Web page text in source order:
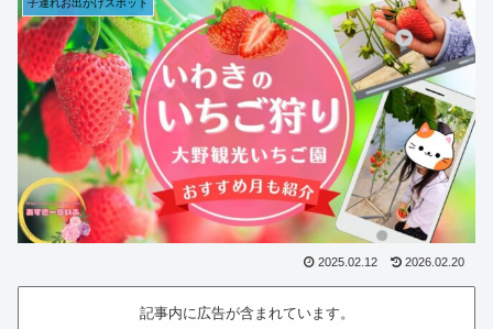
子連れお出かけスポット
2025.02.12 2026.02.20
記事内に広告が含まれています。